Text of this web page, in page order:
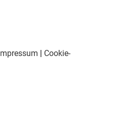
Impressum
Cookie-